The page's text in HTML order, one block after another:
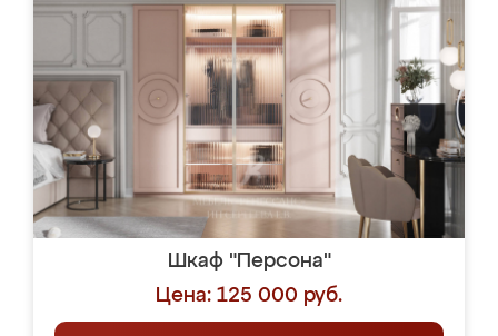
Шкаф "Персона"
Цена: 125 000 руб.